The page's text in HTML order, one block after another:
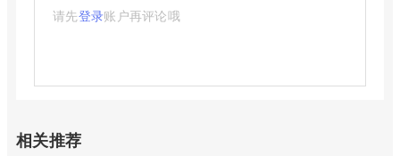
请先登录账户再评论哦
相关推荐